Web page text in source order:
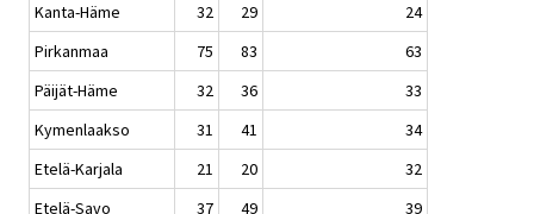
Kanta-Häme
32 29
24
Pirkanmaa
75 83
63
Päijät-Häme
32 36
33
Kymenlaakso
31 41
34
Etelä-Karjala
21 20
32
Etelä-Savo
37 49
39